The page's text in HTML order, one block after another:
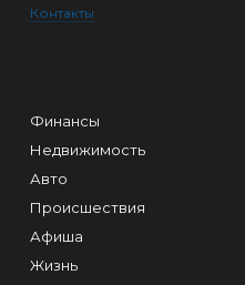
Контакты
Финансы
Недвижимость
Авто
Происшествия
Афиша
Жизнь